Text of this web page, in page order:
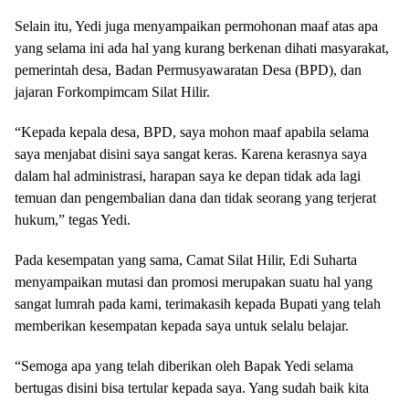
Selain itu, Yedi juga menyampaikan permohonan maaf atas apa
yang selama ini ada hal yang kurang berkenan dihati masyarakat,
pemerintah desa, Badan Permusyawaratan Desa (BPD), dan
jajaran Forkompimcam Silat Hilir.
“Kepada kepala desa, BPD, saya mohon maaf apabila selama
saya menjabat disini saya sangat keras. Karena kerasnya saya
dalam hal administrasi, harapan saya ke depan tidak ada lagi
temuan dan pengembalian dana dan tidak seorang yang terjerat
hukum,” tegas Yedi.
Pada kesempatan yang sama, Camat Silat Hilir, Edi Suharta
menyampaikan mutasi dan promosi merupakan suatu hal yang
sangat lumrah pada kami, terimakasih kepada Bupati yang telah
memberikan kesempatan kepada saya untuk selalu belajar.
“Semoga apa yang telah diberikan oleh Bapak Yedi selama
bertugas disini bisa tertular kepada saya. Yang sudah baik kita